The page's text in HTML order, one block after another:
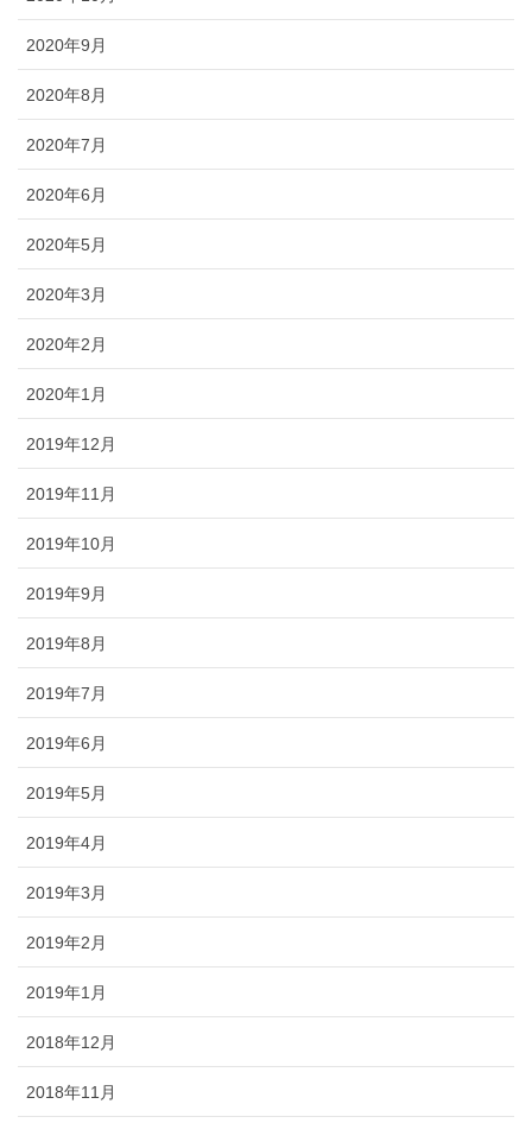
2020年9月
2020年8月
2020年7月
2020年6月
2020年5月
2020年3月
2020年2月
2020年1月
2019年12月
2019年11月
2019年10月
2019年9月
2019年8月
2019年7月
2019年6月
2019年5月
2019年4月
2019年3月
2019年2月
2019年1月
2018年12月
2018年11月